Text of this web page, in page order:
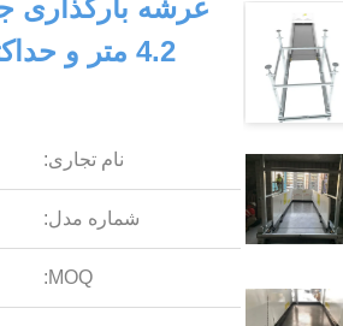
نام تجاری:
شماره مدل:
MOQ: